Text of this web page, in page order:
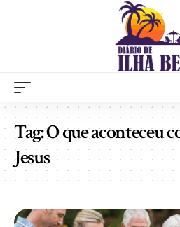
Tag:O que aconteceu
Jesus